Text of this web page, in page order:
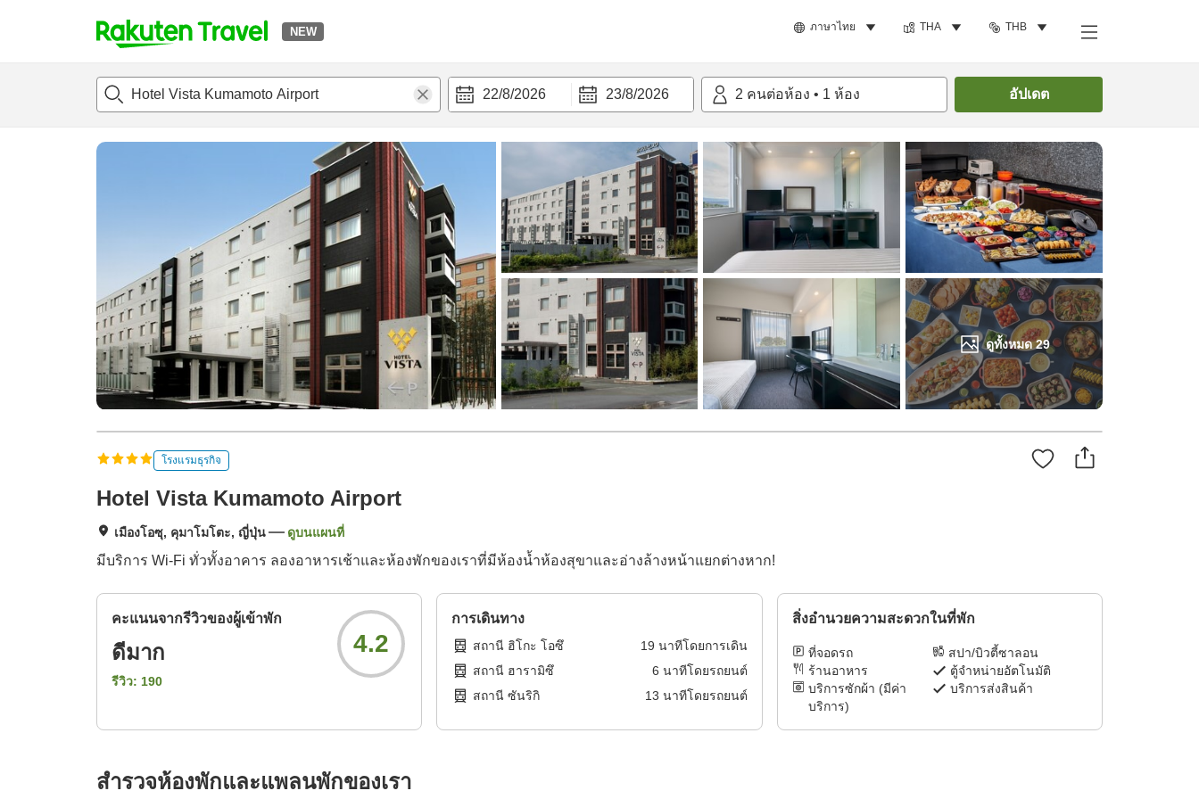
NEW ภาษาไทย THA THB
t
p
a
h
22/8/2026 23/8/2026 2 คนต่อห้อง • 1 ห้อง อัปเดต
ดูทั้งหมด29
แนะนำที่พักห้องพักและแพลนพักรีวิวไฮไลต์ สิ่่งอำนวยความสะดวก ค้นหาห้องพัก
โรงแรมธุรกิจ
Hotel Vista Kumamoto Airport
เมืองโอซุ, คุมาโมโตะ, ญี่ปุ่น ดูบนแผนที่
มีบริการ Wi-Fi ทั่วทั้งอาคาร ลองอาหารเช้าและห้องพักของเราที่มีห้องน้ำห้องสุขาและอ่างล้างหน้าแยกต่างหาก!
คะแนนจากรีวิวของผู้เข้าพัก
ดีมาก
รีวิว: 190
4.2
การเดินทาง
สถานี ฮิโกะ โอซึ 19 นาทีโดยการเดิน
สถานี ฮารามิซึ
6 นาทีโดยรถยนต์
สถานี ซันริกิ
13 นาทีโดยรถยนต์
สิ่งอำนวยความสะดวกในที่พัก
ที่จอดรถ
สปา/บิวตี้ซาลอน
ร้านอาหาร
ตู้จำหน่ายอัตโนมัติ
บริการซักผ้า (มีค่า
บริการ)
บริการส่งสินค้า
สำรวจห้องพักและแพลนพักของเรา